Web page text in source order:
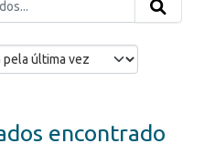
encontrado